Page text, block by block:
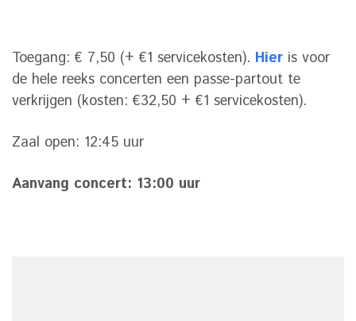
Toegang: € 7,50 (+ €1 servicekosten). Hier is voor
de hele reeks concerten een passe-partout te
verkrijgen (kosten: €32,50 + €1 servicekosten).
Zaal open: 12:45 uur
Aanvang concert: 13:00 uur